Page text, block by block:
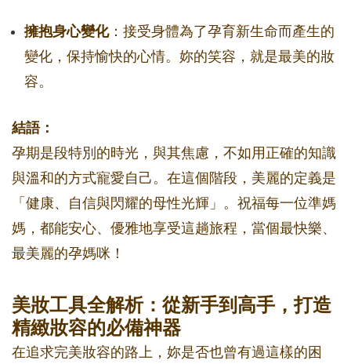
擁抱身心變化：接受身體為了孕育新生命而產生的
變化，保持愉快的心情。妳的笑容，就是最美的妝
容。
結語：
孕期是段特別的時光，與其焦慮，不如用正確的知識
與溫和的方式寵愛自己。在這個階段，美麗的定義是
「健康、自信與閃耀的母性光輝」。祝福每一位準媽
媽，都能安心、優雅地享受這趟旅程，當個最快樂、
最美麗的孕媽咪！
美妝工具全解析：從新手到高手，打造
精緻妝容的必備神器
在追求完美妝容的路上，妳是否也曾有過這樣的困